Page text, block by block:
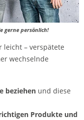
gerne persönlich!
leicht – verspätete
wechselnde
beziehen und diese
Produkte und